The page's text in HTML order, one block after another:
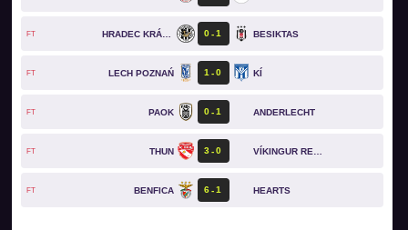
FT HRADEC KRÁLOVÉ 0 1 BESIKTAS
FT LECH POZNAŃ 1 0 KÍ
FT PAOK 0 1 ANDERLECHT
FT THUN 3 0 VÍKINGUR REYKJAVÍK
FT BENFICA 6 1 HEARTS